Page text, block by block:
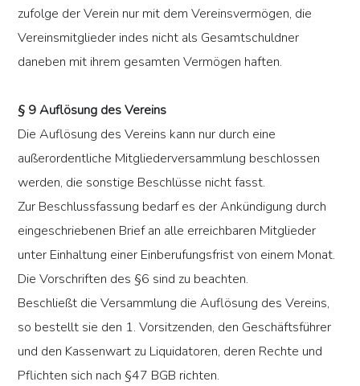
zufolge der Verein nur mit dem Vereinsvermögen, die
Vereinsmitglieder indes nicht als Gesamtschuldner
daneben mit ihrem gesamten Vermögen haften.
§ 9 Auflösung des Vereins
Die Auflösung des Vereins kann nur durch eine
außerordentliche Mitgliederversammlung beschlossen
werden, die sonstige Beschlüsse nicht fasst.
Zur Beschlussfassung bedarf es der Ankündigung durch
eingeschriebenen Brief an alle erreichbaren Mitglieder
unter Einhaltung einer Einberufungsfrist von einem Monat.
Die Vorschriften des §6 sind zu beachten.
Beschließt die Versammlung die Auflösung des Vereins,
so bestellt sie den 1. Vorsitzenden, den Geschäftsführer
und den Kassenwart zu Liquidatoren, deren Rechte und
Pflichten sich nach §47 BGB richten.